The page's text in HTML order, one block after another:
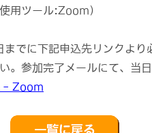
用ツール:Zoom）
に下記申込先リンクより
完了メールにて、当日
- Zoom